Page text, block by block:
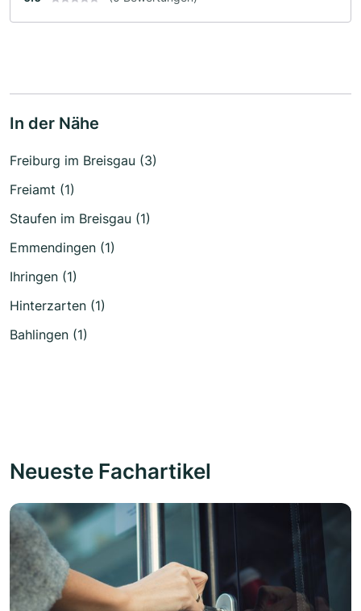
In der Nähe
Freiburg im Breisgau (3)
Freiamt (1)
Staufen im Breisgau (1)
Emmendingen (1)
Ihringen (1)
Hinterzarten (1)
Bahlingen (1)
Neueste Fachartikel